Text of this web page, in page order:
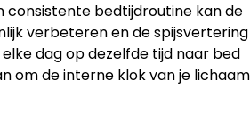
consistente bedtijdroutine kan de
verbeteren en de spijsvertering
dag op dezelfde tijd naar bed
om de interne klok van je lichaam